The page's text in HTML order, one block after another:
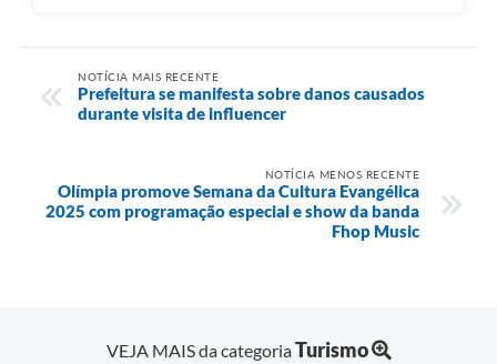
NOTÍCIA MAIS RECENTE
Prefeitura se manifesta sobre danos causados
durante visita de influencer
NOTÍCIA MENOS RECENTE
Olímpia promove Semana da Cultura Evangélica
2025 com programação especial e show da banda
Fhop Music
VEJA MAIS da categoriaTurismo